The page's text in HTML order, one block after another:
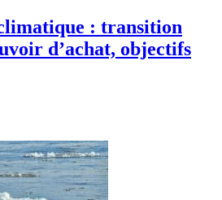
: transition
d’achat, objectifs